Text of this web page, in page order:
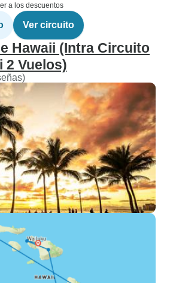
a los descuentos
Ver circuito
Hawaii (Intra Circuito
2 Vuelos)